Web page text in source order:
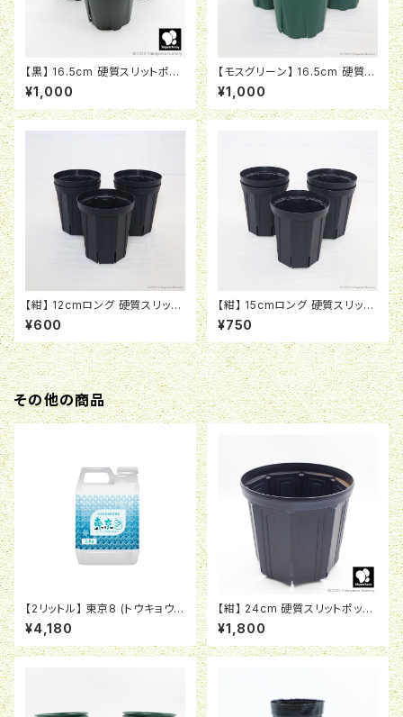
【黒】 16.5cm 硬質スリットポッ
ト USG-1
¥1,000
【モスグリーン】 16.5cm 硬質ス
リットポット USG-1
¥1,000
【紺】 12cmロング 硬質スリット
ポット CSM-120L
¥600
【紺】 15cmロング 硬質スリット
ポット CSM-150L
¥750
その他の商品
【2リットル】 東京8 (トウキョウ
エイト) 次世代型植物活性剤
¥4,180
【紺】 24cm 硬質スリットポット
CSM-240
¥1,800